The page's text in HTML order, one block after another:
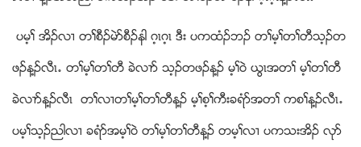
ပမ့ႈ အိဥလ႕ တႈစီဥမဲဏစီဥနါ ဂ့ၚဂ့ၚ ဒီး ပကထံဥဘဥ တႈမ့ႈတႈတီသ့ဥတ
ဖဥန႔ဥလီၚ’ တႈမ့ႈတႈတီ ခဲလ႕ဏ သ့ဥတဖဥန႔ဥ မ့ႈ၀ဲ ဎြၚအတႈ မ့ႈတႈတီ
ခဲလ႕ဏန႔ဥလီၚ တႈလ႕တႈမ့ႈတႈတီန႔ဥ မ့ႈစ့ႈကီးခရံဏအတႈ ကစႈန႔ဥလီၚ’
ပမ့ႈသ့ဥညါလ႕ ခရံဏအမ့ႈ၀ဲ တႈမ့ႈတႈတီန႔ဥ တမ့ႈလ႕ ပကသးအိဥ လုဏ